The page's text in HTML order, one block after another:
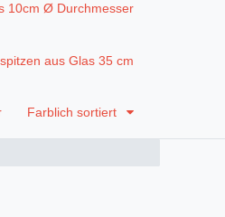
10cm Ø Durchmesser
aus Glas 35 cm
Farblich sortiert